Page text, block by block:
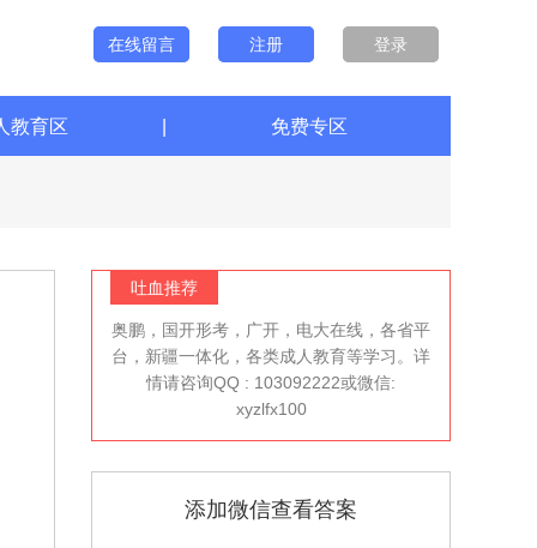
在线留言 注册 登录
教育区 免费专区
吐血推荐
奥鹏，国开形考，广开，电大在线，各省平
台，新疆一体化，各类成人教育等学习。详
情请咨询QQ : 103092222或微信:
xyzlfx100